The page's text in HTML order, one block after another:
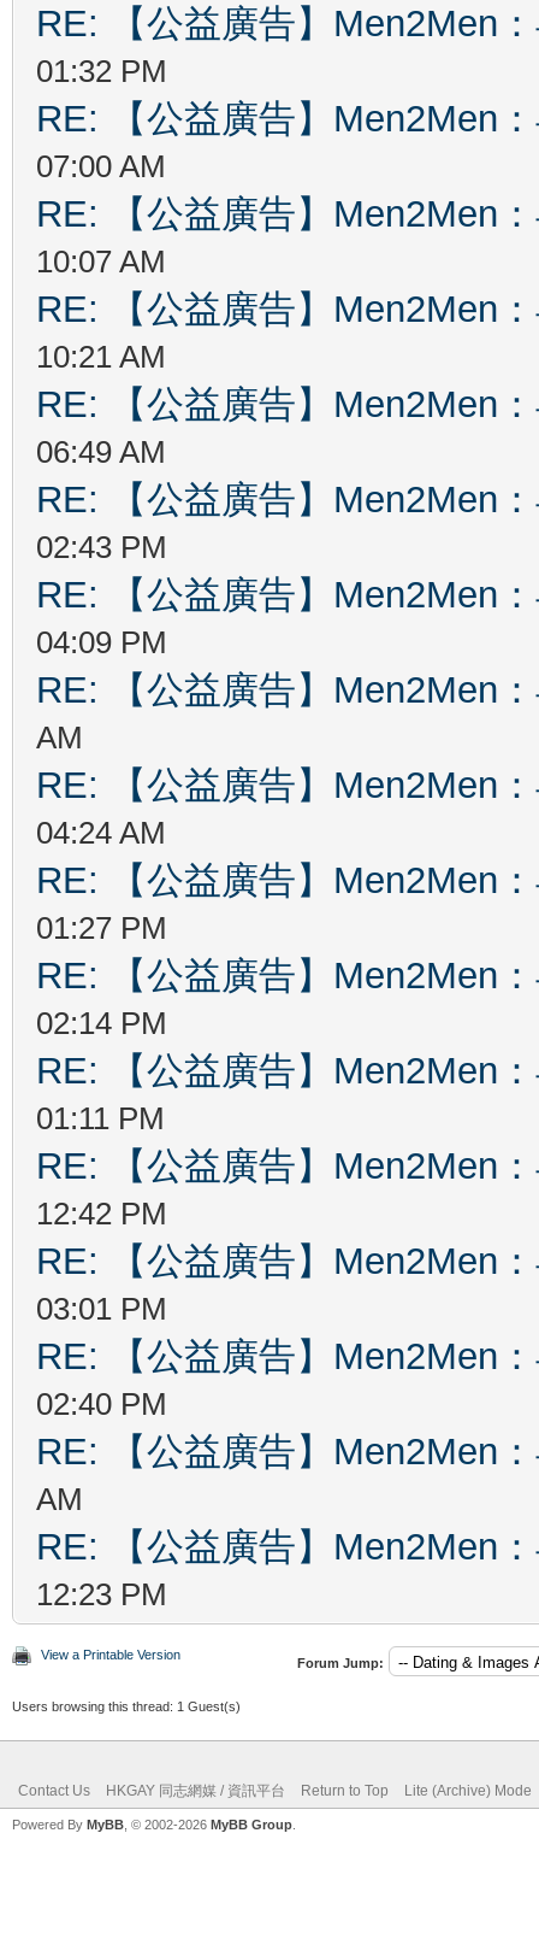
RE: 【公益廣告】Men2Men
01:32 PM
RE: 【公益廣告】Men2Men
07:00 AM
RE: 【公益廣告】Men2Men
10:07 AM
RE: 【公益廣告】Men2Men
10:21 AM
RE: 【公益廣告】Men2Men
06:49 AM
RE: 【公益廣告】Men2Men
02:43 PM
RE: 【公益廣告】Men2Men
04:09 PM
RE: 【公益廣告】Men2Men
AM
RE: 【公益廣告】Men2Men
04:24 AM
RE: 【公益廣告】Men2Men
01:27 PM
RE: 【公益廣告】Men2Men
02:14 PM
RE: 【公益廣告】Men2Men
01:11 PM
RE: 【公益廣告】Men2Men
12:42 PM
RE: 【公益廣告】Men2Men
03:01 PM
RE: 【公益廣告】Men2Men
02:40 PM
RE: 【公益廣告】Men2Men
AM
RE: 【公益廣告】Men2Men
12:23 PM
View a Printable Version
Forum Jump:
Users browsing this thread: 1 Guest(s)
Contact Us HKGAY 同志網媒 / 資訊平台 Return to Top Lite (Archive) Mode
Powered By MyBB , © 2002-2026 MyBB Group